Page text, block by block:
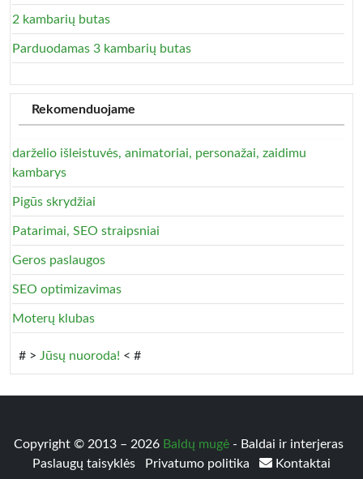
2 kambarių butas
Parduodamas 3 kambarių butas
Rekomenduojame
darželio išleistuvės, animatoriai, personažai, zaidimu
kambarys
Pigūs skrydžiai
Patarimai, SEO straipsniai
Geros paslaugos
SEO optimizavimas
Moterų klubas
# > Jūsų nuoroda! < #
Copyright © 2013 – 2026 Baldų mugė - Baldai ir interjeras
Paslaugų taisyklės
Privatumo politika Kontaktai